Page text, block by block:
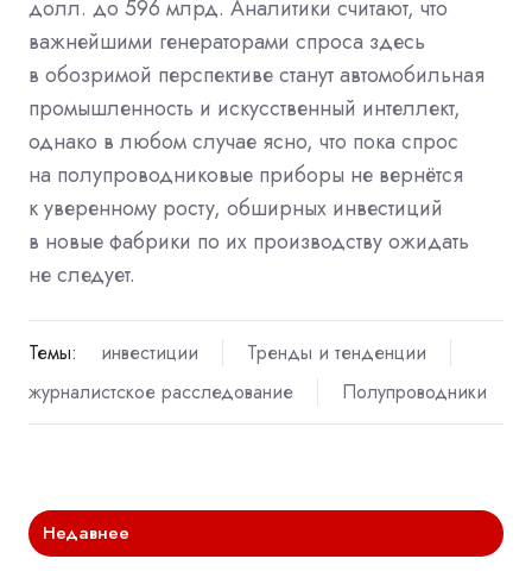
долл. до 596 млрд. Аналитики считают, что
важнейшими генераторами спроса здесь
в обозримой перспективе станут автомобильная
промышленность и искусственный интеллект,
однако в любом случае ясно, что пока спрос
на полупроводниковые приборы не вернётся
к уверенному росту, обширных инвестиций
в новые фабрики по их производству ожидать
не следует.
Темы: инвестиции
Тренды и тенденции
журналистское расследование
Полупроводники
Недавнее